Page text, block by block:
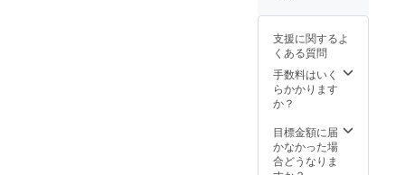
があり
ます。
中旬頃
次発送
を予定
してお
りま
す。 ※
状況、
使用部
材の供
支援に関するよ
くある質問
手数料はいく
らかかります
か？
目標金額に届
かなかった場
合どうなりま